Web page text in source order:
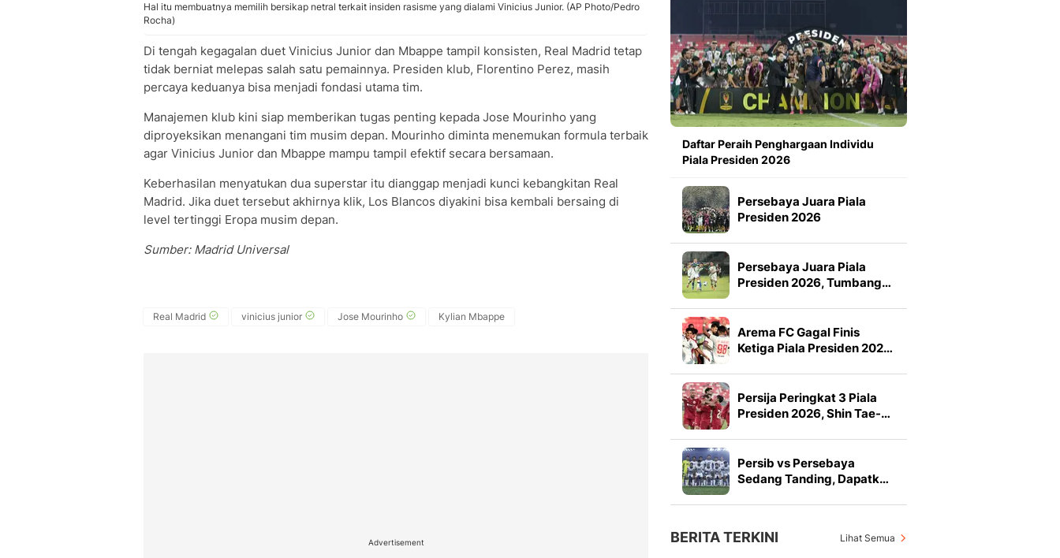
Hal itu membuatnya memilih bersikap netral terkait insiden rasisme yang dialami Vinicius Junior. (AP Photo/Pedro
Rocha)
Di tengah kegagalan duet Vinicius Junior dan Mbappe tampil konsisten, Real Madrid tetap
tidak berniat melepas salah satu pemainnya. Presiden klub, Florentino Perez, masih
percaya keduanya bisa menjadi fondasi utama tim.
Manajemen klub kini siap memberikan tugas penting kepada Jose Mourinho yang
diproyeksikan menangani tim musim depan. Mourinho diminta menemukan formula terbaik
agar Vinicius Junior dan Mbappe mampu tampil efektif secara bersamaan.
Keberhasilan menyatukan dua superstar itu dianggap menjadi kunci kebangkitan Real
Madrid. Jika duet tersebut akhirnya klik, Los Blancos diyakini bisa kembali bersaing di
level tertinggi Eropa musim depan.
Sumber: Madrid Universal
Real Madrid vinicius junior Jose Mourinho Kylian Mbappe
Advertisement
Daftar Peraih Penghargaan Individu
Piala Presiden 2026
Persebaya Juara Piala
Presiden 2026
Persebaya Juara Piala
Presiden 2026, Tumbang…
Arema FC Gagal Finis
Ketiga Piala Presiden 202…
Persija Peringkat 3 Piala
Presiden 2026, Shin Tae-…
Persib vs Persebaya
Sedang Tanding, Dapatk…
BERITA TERKINI Lihat Semua